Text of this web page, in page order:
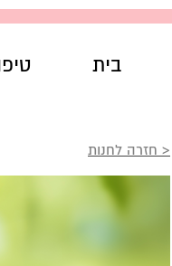
בית
< חזרה לחנות